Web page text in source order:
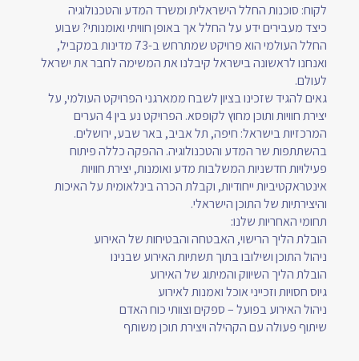
לקוח: סוכנות החלל הישראלית ומשרד המדע והטכנולוגיה
כיצד מעבירים ידע על החלל אך באופן חוויתי ואומנותי? שבוע
החלל העולמי הוא פרויקט שמתרחש ב-73 מדינות במקביל,
ואנחנו לראשונה בישראל קיבלנו את המשימה לחבר את ישראל
לעולם.
גאים להגיד שזכינו בציון לשבח ממארגני הפרויקט העולמי, על
יצירת חוויות ותוכן מחוץ לקופסא. הפרויקט נע בין 4 הערים
המרכזיות בישראל: חיפה, תל אביב, באר שבע, ירושלים.
בהשתתפות שר המדע והטכנולוגיה. ההפקה כללה פיתוח
פעילויות חדשניות המשלבות מדע ואומנות, יצירת חוויות
אינטראקטיביות ייחודיות, וקבלת הכרה בינלאומית על האיכות
והיצירתיות של התוכן הישראלי.
תחומי האחריות שלנו:
הובלת הליך הרישוי, האבטחה והבטיחות של האירוע
ניהול התוכן ושילובו בתוך תשתיות האירוע שבנינו
הובלת הליך השיווק והמיתוג של האירוע
גיוס חסויות וזכייני אוכל ואמנות לאירוע
ניהול האירוע בפועל – ספקים וצוותי כוח האדם
שיתוף פעולה עם הקהילה ויצירת תוכן משותף